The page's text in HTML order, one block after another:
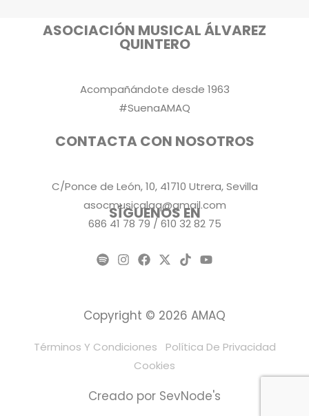
ASOCIACIÓN MUSICAL ÁLVAREZ
QUINTERO
Acompañándote desde 1963
#SuenaAMAQ
CONTACTA CON NOSOTROS
C/Ponce de León, 10, 41710 Utrera, Sevilla
asocmusicalaq@gmail.com
686 41 78 79 / 610 32 82 75
SÍGUENOS EN
Copyright © 2026 AMAQ
Términos Y Condiciones
Política De Privacidad
Cookies
Creado por SevNode's